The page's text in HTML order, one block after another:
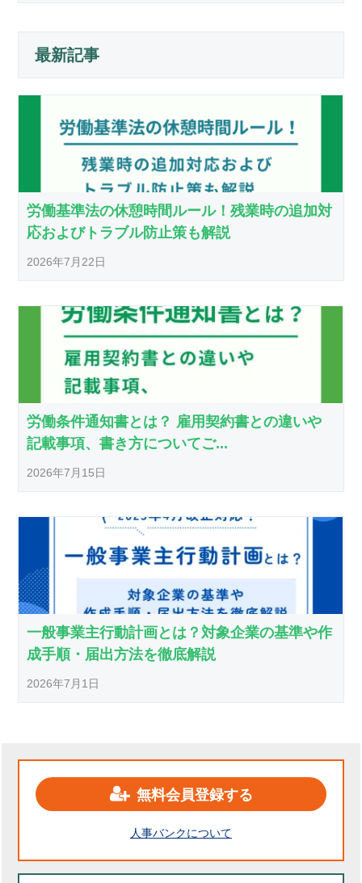
最新記事
労働基準法の休憩時間ルール！残業時の追加対
応およびトラブル防止策も解説
2026年7月22日
労働条件通知書とは？ 雇用契約書との違いや
記載事項、書き方についてご...
2026年7月15日
一般事業主行動計画とは？対象企業の基準や作
成手順・届出方法を徹底解説
2026年7月1日
無料会員登録する
人事バンクについて